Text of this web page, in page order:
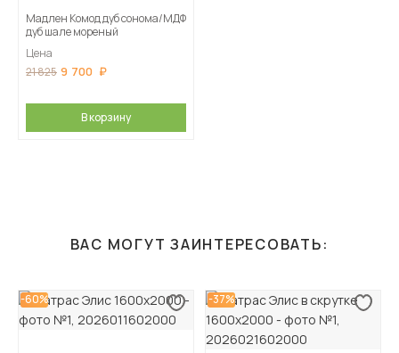
Мадлен Комод дуб сонома/МДФ
дуб шале мореный
Цена
21 825 9 700
В корзину
ВАС МОГУТ ЗАИНТЕРЕСОВАТЬ:
-60% -37%